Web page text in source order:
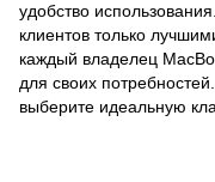
удобство
клиентов только
каждый владелец
для своих
выберите идеальную